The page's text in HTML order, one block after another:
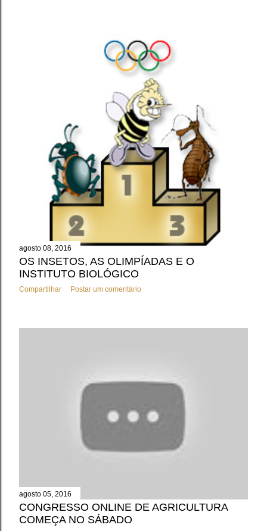
agosto 08, 2016
OS INSETOS, AS OLIMPÍADAS E O
INSTITUTO BIOLÓGICO
Compartilhar Postar um comentário
agosto 05, 2016
CONGRESSO ONLINE DE AGRICULTURA
COMEÇA NO SÁBADO